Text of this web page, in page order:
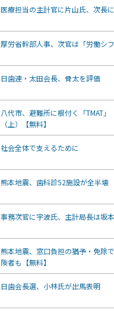
医療担当の主計官に片山氏、次
厚労省幹部人事、次官は「労働シ
日歯連・太田会長、骨太を評価
八代市、避難所に根付く「
（上）【無料】
社会全体で支えるために
熊本地震、歯科診52施設が全半
事務次官に宇波氏、主計局長は
熊本地震、窓口負担の猶予・免
険者も【無料】
日歯会長選、小林氏が出馬表明